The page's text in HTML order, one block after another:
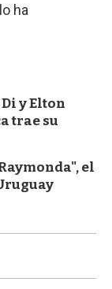
ha
y Elton
trae su
el